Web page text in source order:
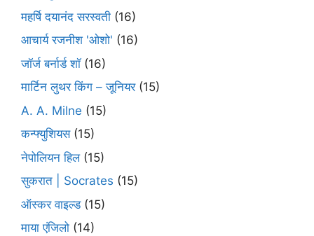
महर्षि दयानंद सरस्वती (16)
आचार्य रजनीश 'ओशो' (16)
जॉर्ज बर्नार्ड शॉ(16)
मार्टिन लुथर किंग – जूनियर(15)
A. A. Milne (15)
कन्फ्युशियस(15)
नेपोलियन हिल(15)
सुकरात | Socrates (15)
ऑस्कर वाइल्ड(15)
माया एंजिलो (14)